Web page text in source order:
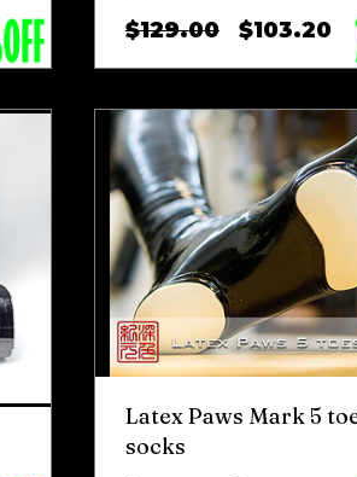
$129.00
ราคา
$103.20ร
ข
Latex Paws Mark 5
socks